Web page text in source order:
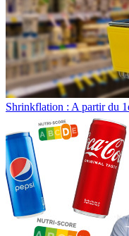
Shrinkflation : A partir du